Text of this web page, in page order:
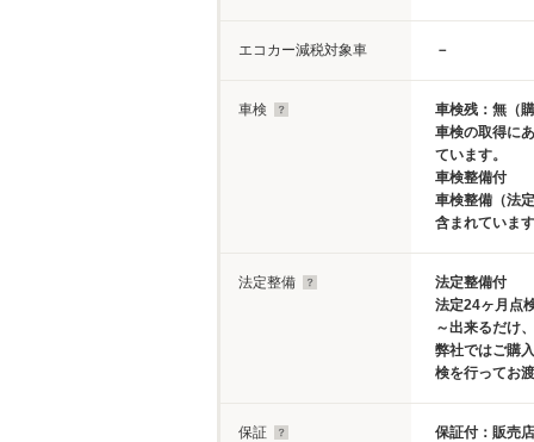
エコカー減税対象車 －
車検
車検残：無（
車検の取得に
ています。
車検整備付
車検整備（法
含まれています
法定整備
法定整備付
法定24ヶ月点
～出来るだけ
弊社ではご購
検を行ってお
保証
保証付：販売